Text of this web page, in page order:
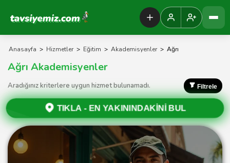
Tavsiyemiz Anasayfa
Anasayfa > Hizmetler > Eğitim > Akademisyenler > Ağrı
Ağrı Akademisyenler
Aradığınız kriterlere uygun hizmet bulunamadı. Filtrele
TIKLA -EN YAKININDAKİNİ BUL